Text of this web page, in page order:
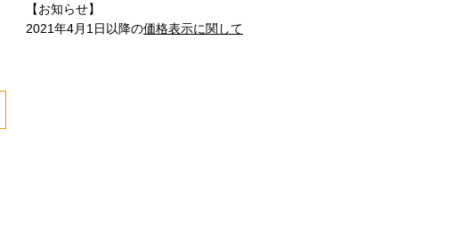
【お知らせ】
2021年4月1日以降の価格表示に関して